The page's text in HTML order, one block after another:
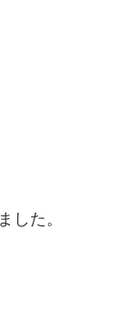
した。